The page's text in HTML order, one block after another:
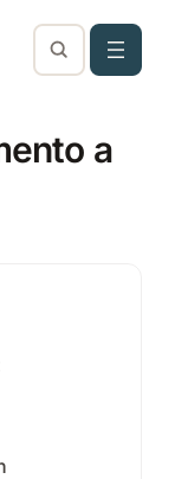
a